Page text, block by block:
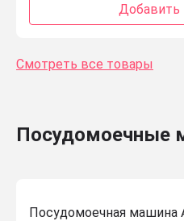
Добавить
Смотреть все товары
Посудомоечные
Посудомоечная машина